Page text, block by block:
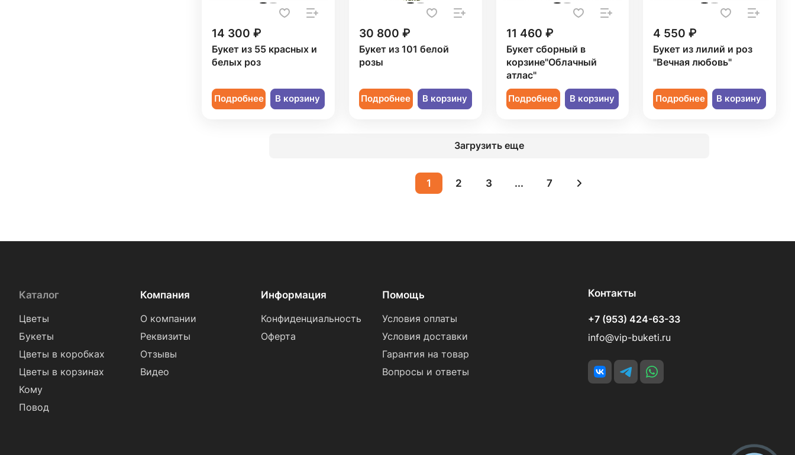
14 300 ₽
Букет из 55 красных и
белых роз
Подробнее В корзину
30 800 ₽
Букет из 101 белой
розы
Подробнее В корзину
11 460 ₽
Букет сборный в
корзине"Облачный
атлас"
Подробнее В корзину
4 550 ₽
Букет из лилий и роз
"Вечная любовь"
Подробнее В корзину
Загрузить еще
1 2 3 ... 7
Каталог
Цветы
Букеты
Цветы в коробках
Цветы в корзинах
Кому
Повод
Компания
О компании
Реквизиты
Отзывы
Видео
Информация
Конфиденциальность
Оферта
Помощь
Условия оплаты
Условия доставки
Гарантия на товар
Вопросы и ответы
Контакты
+7 (953) 424-63-33
info@vip-buketi.ru